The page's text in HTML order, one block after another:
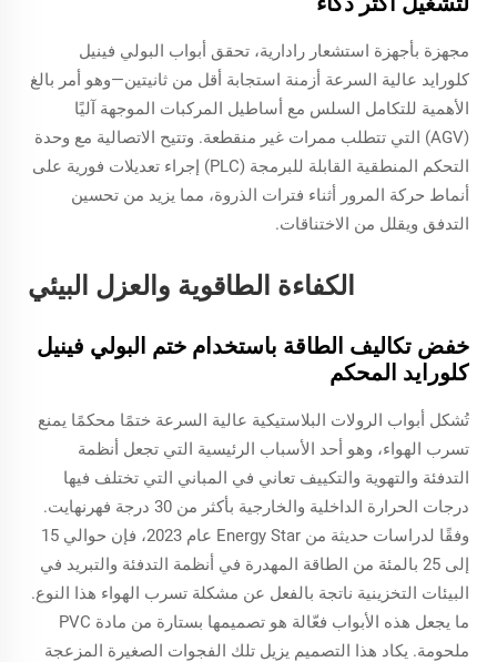
مجهزة بأجهزة استشعار رادارية، تحقق أبواب البولي فينيل
كلورايد عالية السرعة أزمنة استجابة أقل من ثانيتين—وهو أمر بالغ
الأهمية للتكامل السلس مع أساطيل المركبات الموجهة آليًا
(AGV) التي تتطلب ممرات غير منقطعة. وتتيح الاتصالية مع وحدة
التحكم المنطقية القابلة للبرمجة (PLC) إجراء تعديلات فورية على
أنماط حركة المرور أثناء فترات الذروة، مما يزيد من تحسين
التدفق ويقلل من الاختناقات.
الكفاءة الطاقوية والعزل البيئي
خفض تكاليف الطاقة باستخدام ختم البولي فينيل
كلورايد المحكم
تُشكل أبواب الرولات البلاستيكية عالية السرعة ختمًا محكمًا يمنع
تسرب الهواء، وهو أحد الأسباب الرئيسية التي تجعل أنظمة
التدفئة والتهوية والتكييف تعاني في المباني التي تختلف فيها
درجات الحرارة الداخلية والخارجية بأكثر من 30 درجة فهرنهايت.
وفقًا لدراسات حديثة من Energy Star عام 2023، فإن حوالي 15
إلى 25 بالمئة من الطاقة المهدرة في أنظمة التدفئة والتبريد في
البيئات التخزينية ناتجة بالفعل عن مشكلة تسرب الهواء هذا النوع.
ما يجعل هذه الأبواب فعّالة هو تصميمها بستارة من مادة PVC
ملحومة. يكاد هذا التصميم يزيل تلك الفجوات الصغيرة المزعجة